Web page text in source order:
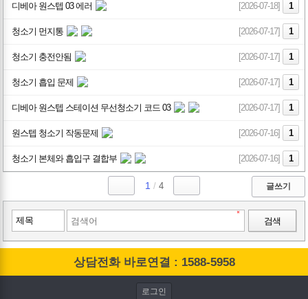
디베아 원스텝 03 에러 [2026-07-18] 1
청소기 먼지통 [2026-07-17] 1
청소기 충전안됨 [2026-07-17] 1
청소기 흡입 문제 [2026-07-17] 1
디베아 원스텝 스테이션 무선청소기 코드 03 [2026-07-17] 1
원스텝 청소기 작동문제 [2026-07-16] 1
청소기 본체와 흡입구 결합부 [2026-07-16] 1
1 /4 글쓰기
검색
상담전화 바로연결 : 1588-5958
로그인